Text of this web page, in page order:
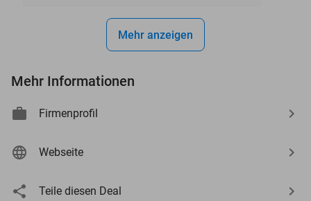
Mehr anzeigen
Mehr Informationen
Firmenprofil
Webseite
Teile diesen Deal